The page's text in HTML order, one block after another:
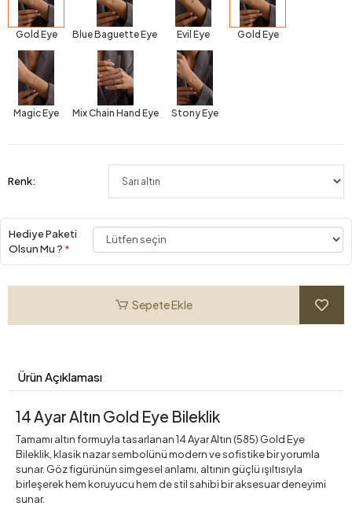
Gold Eye Blue Baguette Eye Evil Eye Gold Eye
Magic Eye Mix Chain Hand Eye Stony Eye
Renk:
Hediye Paketi
Olsun Mu ? *
Sepete Ekle
Ürün Açıklaması
14 Ayar Altın Gold Eye Bileklik
Tamamı altın formuyla tasarlanan 14 Ayar Altın (585) Gold Eye
Bileklik, klasik nazar sembolünü modern ve sofistike bir yorumla
sunar. Göz figürünün simgesel anlamı, altının güçlü ışıltısıyla
birleşerek hem koruyucu hem de stil sahibi bir aksesuar deneyimi
sunar.